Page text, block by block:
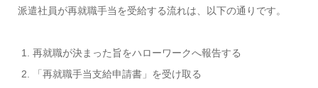
派遣社員が再就職手当を受給する流れは、以下の通りです。
再就職が決まった旨をハローワークへ報告する
「再就職手当支給申請書」を受け取る